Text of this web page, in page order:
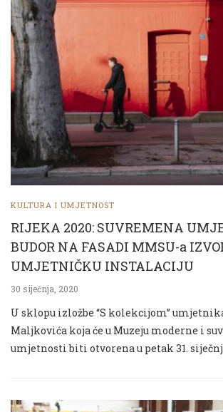
KULTURA I UMJETNOST
RIJEKA 2020: SUVREMENA
BUDOR NA FASADI MMSU-a
UMJETNIČKU INSTALACIJU
30 siječnja, 2020
U sklopu izložbe “S kolekcijom”
Maljkovića koja će u Muzeju moderne i
umjetnosti biti otvorena u petak 31.